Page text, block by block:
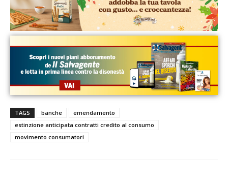
TAGS banche
emendamento
estinzione anticipata contratti credito al consumo
movimento consumatori